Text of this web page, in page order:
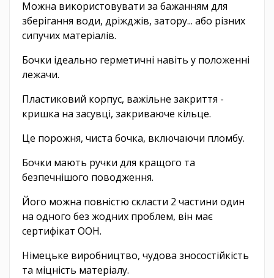
Можна використовувати за бажанням для
зберігання води, дріжджів, затору... або різних
сипучих матеріалів.
Бочки ідеально герметичні навіть у положенні
лежачи.
Пластиковий корпус, важільне закриття -
кришка на засувці, закриваюче кільце.
Це порожня, чиста бочка, включаючи пломбу.
Бочки мають ручки для кращого та
безпечнішого поводження.
Його можна повністю скласти 2 частини один
на одного без жодних проблем, він має
сертифікат ООН.
Німецьке виробництво, чудова зносостійкість
та міцність матеріалу.